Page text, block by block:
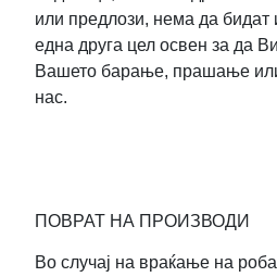
или предлози, нема да бидат
една друга цел освен за да
Вашето барање, прашање
нас.
ПОВРАТ НА ПРОИЗВОДИ
Во случај на враќање на